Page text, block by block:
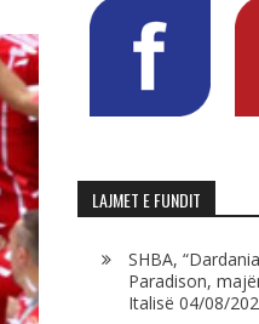
LAJMET E FUNDIT
SHBA,
Paradison,
Italisë 04/08/